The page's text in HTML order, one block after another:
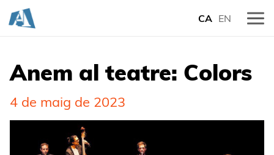
CA EN
Anem al teatre: Colors
4 de maig de 2023